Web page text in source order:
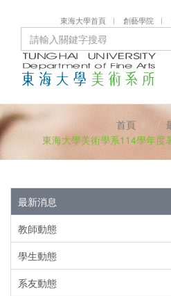
東海大學首頁 創藝學院
首頁
東海大學美術學系114學年度
最新消息
教師動態
學生動態
系友動態